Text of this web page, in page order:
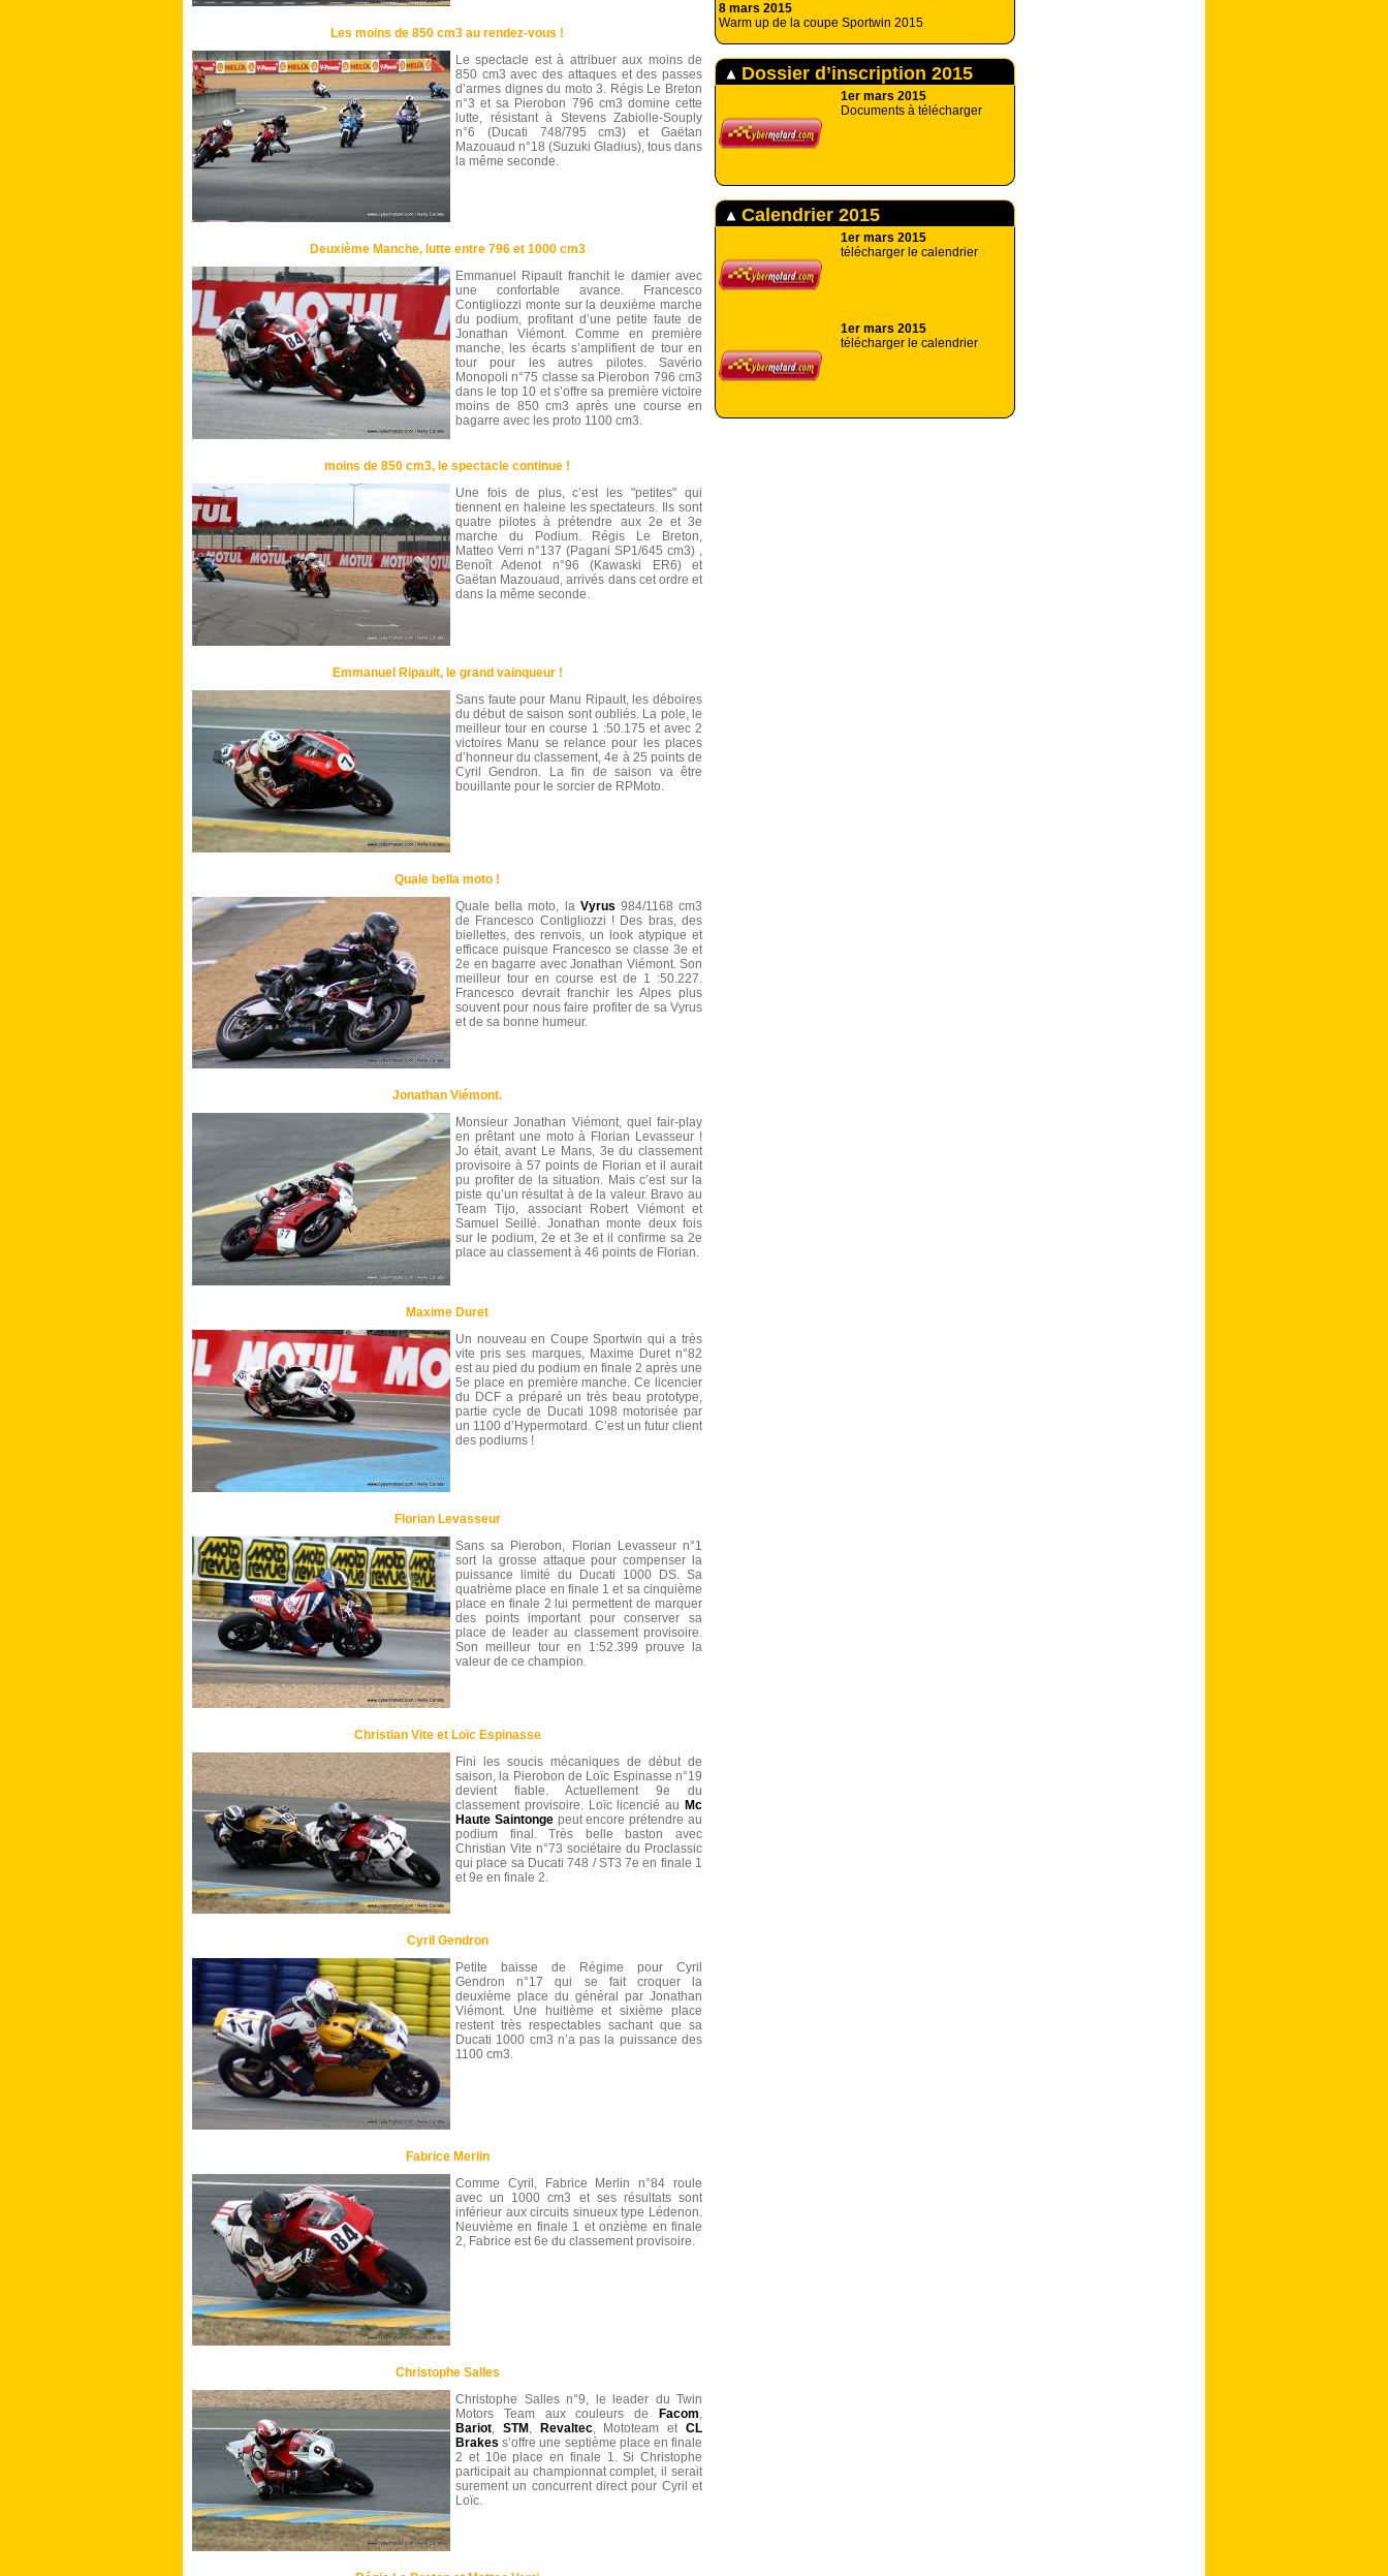
Les moins de 850 cm3 au rendez-vous !
Le spectacle est à attribuer aux moins de
850 cm3 avec des attaques et des passes
d’armes dignes du moto 3. Régis Le Breton
n°3 et sa Pierobon 796 cm3 domine cette
lutte, résistant à Stevens Zabiolle-Souply
n°6 (Ducati 748/795 cm3) et Gaëtan
Mazouaud n°18 (Suzuki Gladius), tous dans
la même seconde.
Deuxième Manche, lutte entre 796 et 1000 cm3
Emmanuel Ripault franchit le damier avec
une confortable avance. Francesco
Contigliozzi monte sur la deuxième marche
du podium, profitant d’une petite faute de
Jonathan Viémont. Comme en première
manche, les écarts s’amplifient de tour en
tour pour les autres pilotes. Savério
Monopoli n°75 classe sa Pierobon 796 cm3
dans le top 10 et s’offre sa première victoire
moins de 850 cm3 après une course en
bagarre avec les proto 1100 cm3.
moins de 850 cm3, le spectacle continue !
Une fois de plus, c’est les "petites" qui
tiennent en haleine les spectateurs. Ils sont
quatre pilotes à prétendre aux 2e et 3e
marche du Podium. Régis Le Breton,
Matteo Verri n°137 (Pagani SP1/645 cm3) ,
Benoît Adenot n°96 (Kawaski ER6) et
Gaëtan Mazouaud, arrivés dans cet ordre et
dans la même seconde.
Emmanuel Ripault, le grand vainqueur !
Sans faute pour Manu Ripault, les déboires
du début de saison sont oubliés. La pole, le
meilleur tour en course 1 :50.175 et avec 2
victoires Manu se relance pour les places
d’honneur du classement, 4e à 25 points de
Cyril Gendron. La fin de saison va être
bouillante pour le sorcier de RPMoto.
Quale bella moto !
Quale bella moto, la Vyrus 984/1168 cm3
de Francesco Contigliozzi ! Des bras, des
biellettes, des renvois, un look atypique et
efficace puisque Francesco se classe 3e et
2e en bagarre avec Jonathan Viémont. Son
meilleur tour en course est de 1 :50.227.
Francesco devrait franchir les Alpes plus
souvent pour nous faire profiter de sa Vyrus
et de sa bonne humeur.
Jonathan Viémont.
Monsieur Jonathan Viémont, quel fair-play
en prêtant une moto à Florian Levasseur !
Jo était, avant Le Mans, 3e du classement
provisoire à 57 points de Florian et il aurait
pu profiter de la situation. Mais c’est sur la
piste qu’un résultat à de la valeur. Bravo au
Team Tijo, associant Robert Viémont et
Samuel Seillé. Jonathan monte deux fois
sur le podium, 2e et 3e et il confirme sa 2e
place au classement à 46 points de Florian.
Maxime Duret
Un nouveau en Coupe Sportwin qui a très
vite pris ses marques, Maxime Duret n°82
est au pied du podium en finale 2 après une
5e place en première manche. Ce licencier
du DCF a préparé un très beau prototype,
partie cycle de Ducati 1098 motorisée par
un 1100 d’Hypermotard. C’est un futur client
des podiums !
Florian Levasseur
Sans sa Pierobon, Florian Levasseur n°1
sort la grosse attaque pour compenser la
puissance limité du Ducati 1000 DS. Sa
quatrième place en finale 1 et sa cinquième
place en finale 2 lui permettent de marquer
des points important pour conserver sa
place de leader au classement provisoire.
Son meilleur tour en 1:52.399 prouve la
valeur de ce champion.
Christian Vite et Loïc Espinasse
Fini les soucis mécaniques de début de
saison, la Pierobon de Loïc Espinasse n°19
devient fiable. Actuellement 9e du
classement provisoire. Loïc licencié au Mc
Haute Saintongepeut encore prétendre au
podium final. Très belle baston avec
Christian Vite n°73 sociétaire du Proclassic
qui place sa Ducati 748 / ST3 7e en finale 1
et 9e en finale 2.
Cyril Gendron
Petite baisse de Régime pour Cyril
Gendron n°17 qui se fait croquer la
deuxième place du général par Jonathan
Viémont. Une huitième et sixième place
restent très respectables sachant que sa
Ducati 1000 cm3 n’a pas la puissance des
1100 cm3.
Fabrice Merlin
Comme Cyril, Fabrice Merlin n°84 roule
avec un 1000 cm3 et ses résultats sont
inférieur aux circuits sinueux type Lédenon.
Neuvième en finale 1 et onzième en finale
2, Fabrice est 6e du classement provisoire.
Christophe Salles
Christophe Salles n°9, le leader du Twin
Motors Team aux couleurs de
Facom,
Bariot, STM , Revaltec, Mototeam etCL
Brakes s’offre une septième place en finale
2 et 10e place en finale 1. Si Christophe
participait au championnat complet, il serait
surement un concurrent direct pour Cyril et
Loïc.
8 mars 2015
Warm up de la coupe Sportwin 2015
Dossier d’inscription 2015
1er mars 2015
Documents à télécharger
Calendrier 2015
1er mars 2015
télécharger le calendrier
1er mars 2015
télécharger le calendrier